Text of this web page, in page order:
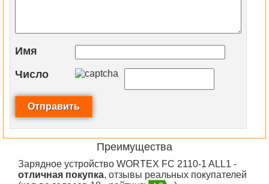
Имя
Число
Преимущества
Зарядное устройство WORTEX FC 2110-1 ALL1 -
отличная покупка, отзывы реальных покупателей